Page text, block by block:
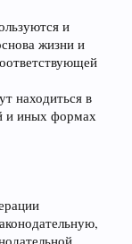
и
жизни и
находиться в
и иных формах